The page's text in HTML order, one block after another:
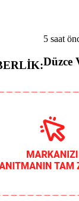
5 saat
Düzce